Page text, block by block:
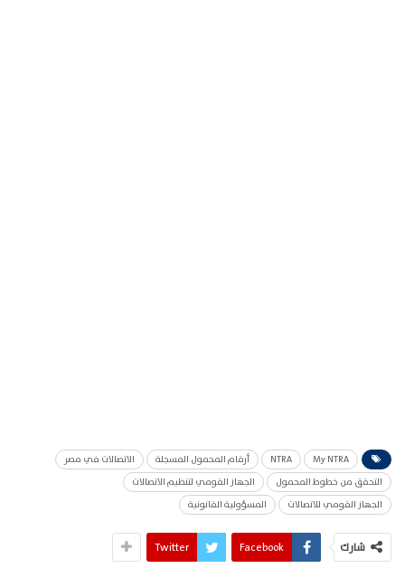
My NTRA
NTRA أرقام المحمول المسجلة
الاتصالات في مصر
التحقق من خطوط المحمول
الجهاز القومي لتنظيم الاتصالات
الجهاز القومي للاتصالات
المسؤولية القانونية
شارك Facebook
Twitter